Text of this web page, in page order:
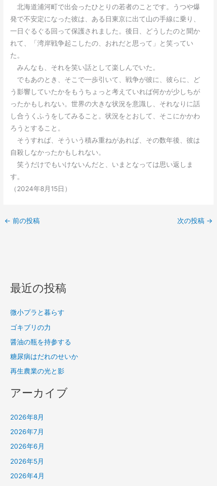
北海道浦河町で出会ったひとりの若者のことです。うつや爆
発で不安定になった彼は、ある日東京に出て山の手線に乗り、
一日ぐるぐる回って保護されました。後日、どうしたのと聞か
れて、「湾岸戦争起こしたの、おれだと思って」と笑ってい
た。
みんなも、それを笑い話として楽しんでいた。
でもあのとき、そこで一歩引いて、戦争が彼に、彼らに、ど
う影響していたかをもうちょっと考えていれば何かが少しちが
ったかもしれない。世界の大きな状況を意識し、それなりに話
し合うくふうをしてみること。状況をとおして、そこにかかわ
ろうとすること。
そうすれば、そういう積み重ねがあれば、その数年後、彼は
自殺しなかったかもしれない。
笑うだけでもいけないんだと、いまとなっては思い返しま
す。
（2024年8月15日）
← 前の投稿 次の投稿 →
最近の投稿
微小プラと暮らす
ゴキブリの力
醤油の瓶を持参する
糖尿病はだれのせいか
再生農業の光と影
アーカイブ
2026年8月
2026年7月
2026年6月
2026年5月
2026年4月